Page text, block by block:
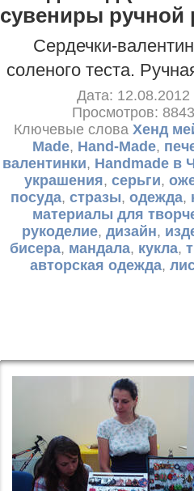
сувениры ручной
Сердечки-
соленого теста.
Дата: 12.08.2012
Просмотров: 8843
Ключевые слова Хенд
Made, Hand-Made,
валентинки, Handmade в
украшения, серьги,
посуда, стразы, одежда,
материалы для
рукоделие, дизайн,
бисера, мандала, кукла,
авторская одежда,